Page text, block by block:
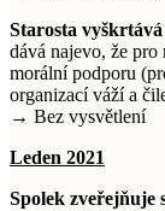
Starosta
dává najevo, že pro
morální podporu
organizací váží a
→ Bez vysvětlení
Leden 2021
Spolek zveřejňuje